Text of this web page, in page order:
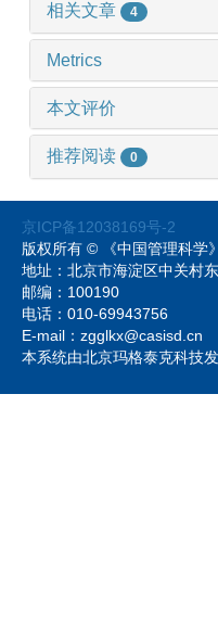
相关文章 4
Metrics
本文评价
推荐阅读 0
京ICP备12038169号-2
版权所有 © 《中国管理科学
地址：北京市海淀区中关村
邮编：100190
电话：010-69943756
E-mail：zgglkx@casisd.cn
本系统由北京玛格泰克科技